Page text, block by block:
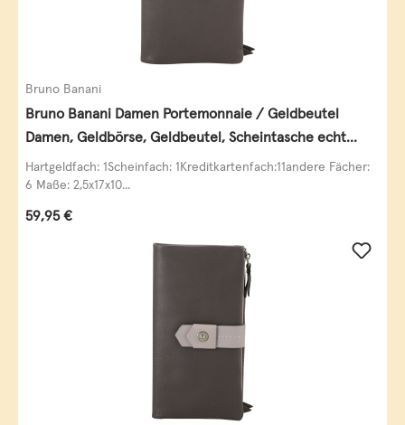
Bruno Banani
Bruno Banani Damen Portemonnaie / Geldbeutel
Damen, Geldbörse, Geldbeutel, Scheintasche echt
Leder
Hartgeldfach: 1Scheinfach: 1Kreditkartenfach:11andere Fächer:
6 Maße: 2,5x17x10...
Regulärer Preis:
59,95 €